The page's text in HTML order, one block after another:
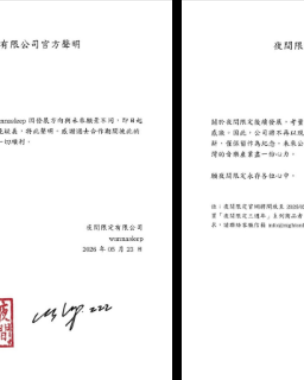
激。因此，公司將不再以現